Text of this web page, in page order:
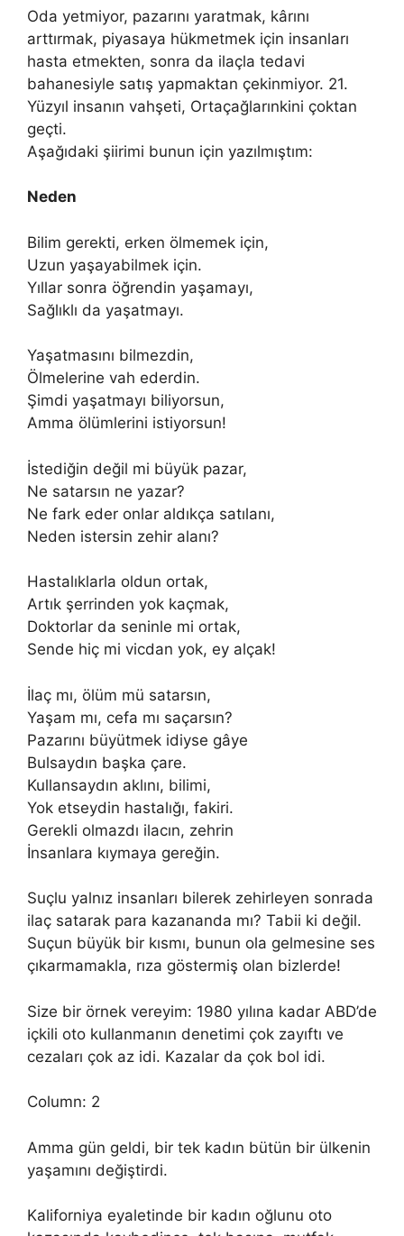
Oda yetmiyor, pazarını yaratmak, kârını
arttırmak, piyasaya hükmetmek için insanları
hasta etmekten, sonra da ilaçla tedavi
bahanesiyle satış yapmaktan çekinmiyor. 21.
Yüzyıl insanın vahşeti, Ortaçağlarınkini çoktan
geçti.
Aşağıdaki şiirimi bunun için yazılmıştım:
Neden
Bilim gerekti, erken ölmemek için,
Uzun yaşayabilmek için.
Yıllar sonra öğrendin yaşamayı,
Sağlıklı da yaşatmayı.
Yaşatmasını bilmezdin,
Ölmelerine vah ederdin.
Şimdi yaşatmayı biliyorsun,
Amma ölümlerini istiyorsun!
İstediğin değil mi büyük pazar,
Ne satarsın ne yazar?
Ne fark eder onlar aldıkça satılanı,
Neden istersin zehir alanı?
Hastalıklarla oldun ortak,
Artık şerrinden yok kaçmak,
Doktorlar da seninle mi ortak,
Sende hiç mi vicdan yok, ey alçak!
İlaç mı, ölüm mü satarsın,
Yaşam mı, cefa mı saçarsın?
Pazarını büyütmek idiyse gâye
Bulsaydın başka çare.
Kullansaydın aklını, bilimi,
Yok etseydin hastalığı, fakiri.
Gerekli olmazdı ilacın, zehrin
İnsanlara kıymaya gereğin.
Suçlu yalnız insanları bilerek zehirleyen sonrada
ilaç satarak para kazananda mı? Tabii ki değil.
Suçun büyük bir kısmı, bunun ola gelmesine ses
çıkarmamakla, rıza göstermiş olan bizlerde!
Size bir örnek vereyim: 1980 yılına kadar ABD’de
içkili oto kullanmanın denetimi çok zayıftı ve
cezaları çok az idi. Kazalar da çok bol idi.
Column: 2
Amma gün geldi, bir tek kadın bütün bir ülkenin
yaşamını değiştirdi.
Kaliforniya eyaletinde bir kadın oğlunu oto